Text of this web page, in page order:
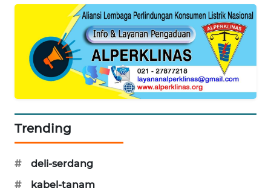
Trending
#
deli-serdang
#
kabel-tanam
NET
PLN
WATCH
MKLI
LPKKI
LKKI